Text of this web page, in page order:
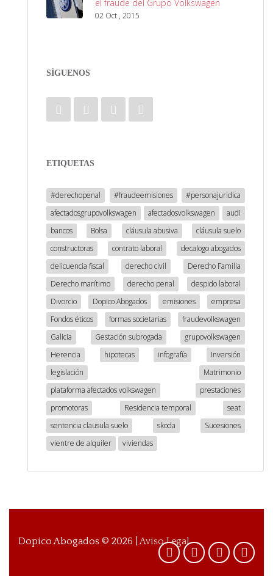
el fraude del Grupo Volkswagen
02 Oct , 2015
SÍGUENOS
ETIQUETAS
#derechopenal #fraudeemisiones
#personajuridica
afectadosgrupovolkswagen
afectadosvolkswagen
audi
bancos
Bolsa cláusula abusiva
cláusula suelo
constructoras
contrato laboral
decalogo abogados
delicuencia fiscal
derecho civil
Derecho Familia
Derecho marítimo
derecho penal
despido laboral
Divorcio
Dopico Abogados emisiones
empresa
Fondos éticos
formas societarias
fraudevolkswagen
Galicia
Gestación subrogada
grupovolkswagen
Herencia
hipotecas infografía
Inversión
legislación
Matrimonio
plataforma afectados volkswagen
prestaciones
promotoras
Residencia temporal
seat
sentencia clausula suelo
skoda
Sucesiones
vientre de alquiler
viviendas
Dopico Abogados © 2026 |Aviso Legal